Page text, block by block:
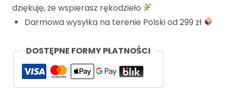
dziękuję, że wspierasz rękodzieło
Darmowa wysyłka na terenie Polski od 299 zł
DOSTĘPNE FORMY PŁATNOŚCI